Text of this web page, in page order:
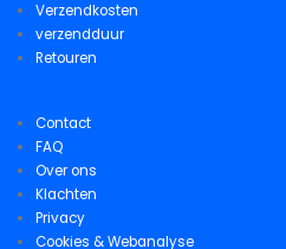
Verzendkosten
verzendduur
Retouren
Contact
FAQ
Over ons
Klachten
Privacy
Cookies & Webanalyse